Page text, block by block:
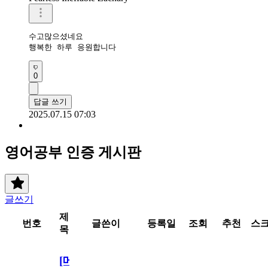
수고많으셨네요
행복한 하루 응원합니다
0
답글 쓰기
2025.07.15 07:03
영어공부 인증 게시판
글쓰기
번호
제
목
글쓴이 등록일 조회 추천 스
[메